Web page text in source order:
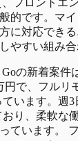
フロントエ
的です。マ
に対応でき
やすい組み合
の新着案件
円で、フルリ
ています。週
り、柔軟な
ています。